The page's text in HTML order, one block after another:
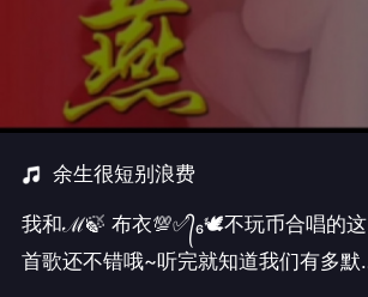
余生很短别浪费
我和ℳ🍃 布衣💯✅᭄₆🕊不玩币合唱的这
首歌还不错哦~听完就知道我们有多默